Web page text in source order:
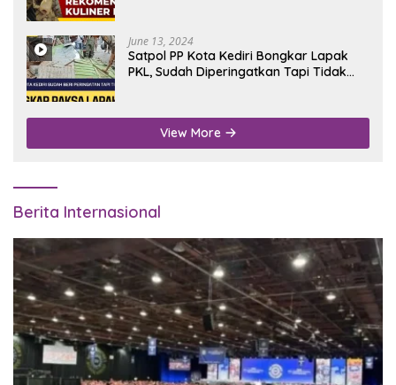
June 13, 2024
Satpol PP Kota Kediri Bongkar Lapak
PKL, Sudah Diperingatkan Tapi Tidak
View More
Berita Internasional